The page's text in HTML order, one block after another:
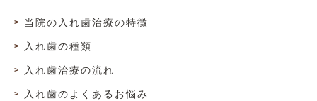
当院の入れ歯治療の特徴
入れ歯の種類
入れ歯治療の流れ
入れ歯のよくあるお悩み